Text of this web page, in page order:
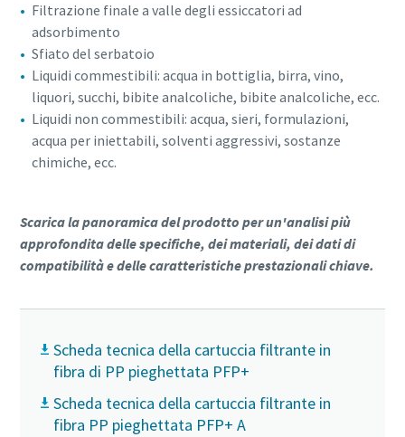
Filtrazione finale a valle degli essiccatori ad
adsorbimento
Sfiato del serbatoio
Liquidi commestibili: acqua in bottiglia, birra, vino,
liquori, succhi, bibite analcoliche, bibite analcoliche, ecc.
Liquidi non commestibili: acqua, sieri, formulazioni,
acqua per iniettabili, solventi aggressivi, sostanze
chimiche, ecc.
Scarica la panoramica del prodotto per un'analisi più
approfondita delle specifiche, dei materiali, dei dati di
compatibilità e delle caratteristiche prestazionali chiave.
Scheda tecnica della cartuccia filtrante in
fibra di PP pieghettata PFP+
Scheda tecnica della cartuccia filtrante in
fibra PP pieghettata PFP+ A